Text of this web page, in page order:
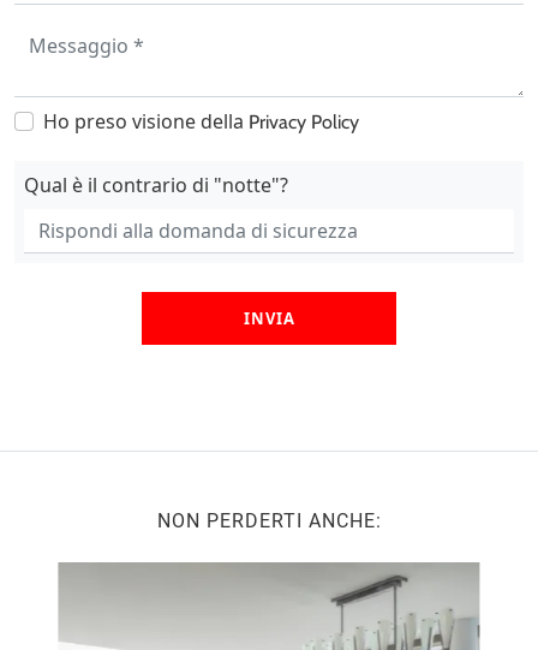
Ho preso visione della Privacy Policy
Qual è il contrario di "notte"?
INVIA
NON PERDERTI ANCHE: